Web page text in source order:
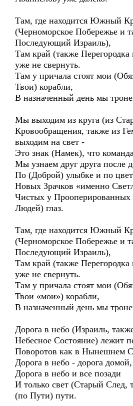
Там, где находится Южный
(Черноморское Побережье и
Последующий Израиль),
Там край (также Перегородка
уже не свернуть.
Там у причала стоят мои
Твои) корабли,
В назначенный день мы
Мы выходим из круга (из
Кровообращения, также из
выходим на свет -
Это знак (Намек), что
Мы узнаем друг друга после
По (Доброй) улыбке и по
Новых Зрачков «именно
Чистых у Прооперированных
Людей) глаз.
Там, где находится Южный
(Черноморское Побережье и
Последующий Израиль),
Там край (также Перегородка
уже не свернуть.
Там у причала стоят мои
Твои «мои») корабли,
В назначенный день мы
Дорога в небо (Израиль,
Небесное Состояние) лежит
Поворотов как в Нынешнем
Дорога в небо - дорога домой,
Дорога в небо и все позади
И только свет (Старый След,
(по Пути) пути.